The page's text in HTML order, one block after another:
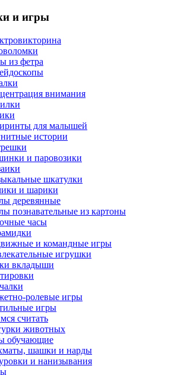
и игры
из фетра
внимания
для малышей
истории
и паровозики
шкатулки
и шарики
деревянные
познавательные из картоны
часы
и командные игры
игрушки
вкладыши
ролевые игры
игры
считать
животных
обучающие
шашки и нарды
и нанизывания